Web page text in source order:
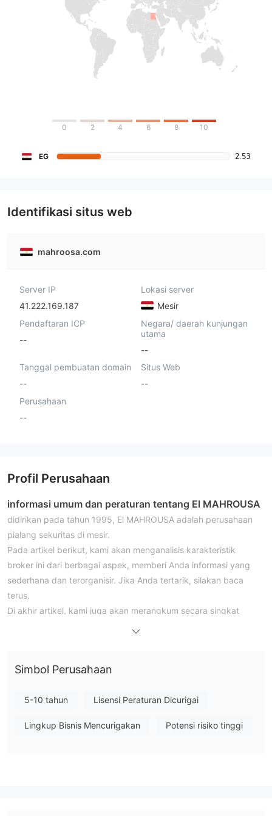
0 2 4 6 8 10
EG 2.53
Identifikasi situs web
mahroosa.com
Server IP
41.222.169.187
Lokasi server
Mesir
Pendaftaran ICP
--
Negara/ daerah kunjungan
utama
--
Tanggal pembuatan domain
--
Situs Web
--
Perusahaan
--
Profil Perusahaan
informasi umum dan peraturan tentang El MAHROUSA
didirikan pada tahun 1995, El MAHROUSA adalah perusahaan
pialang sekuritas di mesir.
Pada artikel berikut, kami akan menganalisis karakteristik
broker ini dari berbagai aspek, memberi Anda informasi yang
sederhana dan terorganisir. Jika Anda tertarik, silakan baca
terus.
Di akhir artikel, kami juga akan merangkum secara singkat
informasi instrumen pasar pada El MAHROUSA cukup langka.
sekuritas harus menjadi bagian penting dari operasinya.
MAHROUSA
Simbol Perusahaan
5-10 tahun Lisensi Peraturan Dicurigai
Lingkup Bisnis Mencurigakan Potensi risiko tinggi